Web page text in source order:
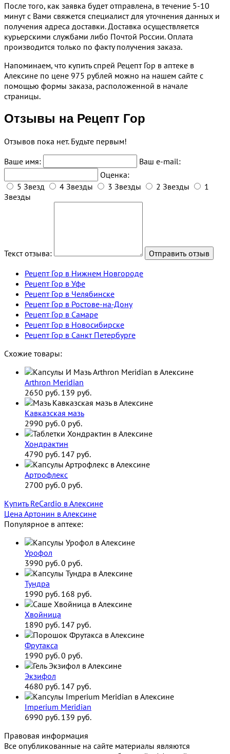
После того, как заявка будет отправлена, в течение 5-10
минут с Вами свяжется специалист для уточнения данных и
получения адреса доставки. Доставка осуществляется
курьерскими службами либо Почтой России. Оплата
производится только по факту получения заказа.
Напоминаем, что купить спрей Рецепт Гор в аптеке в
Алексине по цене 975 рублей можно на нашем сайте с
помощью формы заказа, расположенной в начале
страницы.
Отзывы на Рецепт Гор
Отзывов пока нет. Будьте первым!
Ваше имя:
Ваш e-mail:
Оценка:
5 Звезд
4 Звезды 3 Звезды 2 Звезды
1
Звезды
Текст отзыва:
Рецепт Гор в Нижнем Новгороде
Рецепт Гор в Уфе
Рецепт Гор в Челябинске
Рецепт Гор в Ростове-на-Дону
Рецепт Гор в Самаре
Рецепт Гор в Новосибирске
Рецепт Гор в Санкт Петербурге
Схожие товары:
Arthron Meridian
2650 руб. 139 руб.
Кавказская мазь
2990 руб. 0 руб.
Хондрактин
4790 руб. 147 руб.
Артрофлекс
2700 руб. 0 руб.
Купить ReCardio в Алексине
Цена Артонин в Алексине
Популярное в аптеке:
Урофол
3990 руб. 0 руб.
Тундра
1990 руб. 168 руб.
Хвойница
1890 руб. 147 руб.
Фрутакса
1990 руб. 0 руб.
Экзифол
4680 руб. 147 руб.
Imperium Meridian
6990 руб. 139 руб.
Правовая информация
Все опубликованные на сайте материалы являются